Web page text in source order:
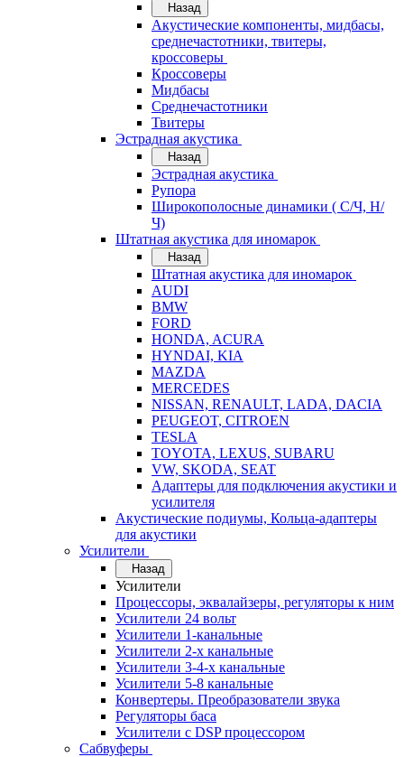
Назад
Акустические компоненты, мидбасы,
среднечастотники, твитеры,
кроссоверы
Кроссоверы
Мидбасы
Среднечастотники
Твитеры
Эстрадная акустика
Назад
Эстрадная акустика
Рупора
Широкополосные динамики ( С/Ч, Н/
Ч)
Штатная акустика для иномарок
Назад
Штатная акустика для иномарок
AUDI
BMW
FORD
HONDA, ACURA
HYNDAI, KIA
MAZDA
MERCEDES
NISSAN, RENAULT, LADA, DACIA
PEUGEOT, CITROEN
TESLA
TOYOTA, LEXUS, SUBARU
VW, SKODA, SEAT
Адаптеры для подключения акустики и
усилителя
Акустические подиумы, Кольца-адаптеры
для акустики
Усилители
Назад
Усилители
Процессоры, эквалайзеры, регуляторы к ним
Усилители 24 вольт
Усилители 1-канальные
Усилители 2-х канальные
Усилители 3-4-х канальные
Усилители 5-8 канальные
Конвертеры. Преобразователи звука
Регуляторы баса
Усилители с DSP процессором
Сабвуферы